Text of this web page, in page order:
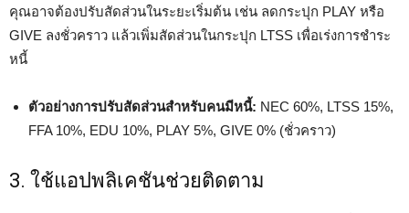
คุณอาจต้องปรับสัดส่วนในระยะเริ่มต้น เช่น ลดกระปุก PLAY หรือ
GIVE ลงชั่วคราว แล้วเพิ่มสัดส่วนในกระปุก LTSS เพื่อเร่งการชำระ
หนี้
ตัวอย่างการปรับสัดส่วนสำหรับคนมีหนี้: NEC 60%, LTSS 15%,
FFA 10%, EDU 10%, PLAY 5%, GIVE 0% (ชั่วคราว)
3. ใช้แอปพลิเคชันช่วยติดตาม